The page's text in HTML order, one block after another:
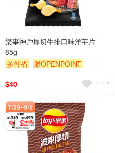
樂事神戶厚切牛排口味洋芋片
85g
多件省
贈OPENPOINT
$40